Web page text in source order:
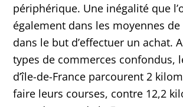
périphérique. Une inégalité que
également dans les moyennes
dans le but d’effectuer un achat.
types de commerces confondus,
d’île-de-France parcourent 2
faire leurs courses, contre 12,2